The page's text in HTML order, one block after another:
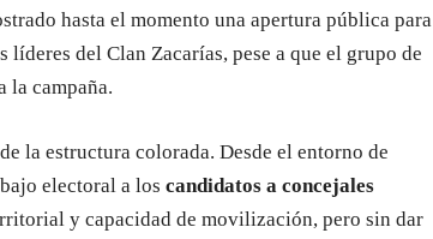
hasta el momento una apertura pública para
del Clan Zacarías, pese a que el grupo de
la campaña.
la estructura colorada. Desde el entorno de
electoral a los candidatos a concejales
y capacidad de movilización, pero sin dar